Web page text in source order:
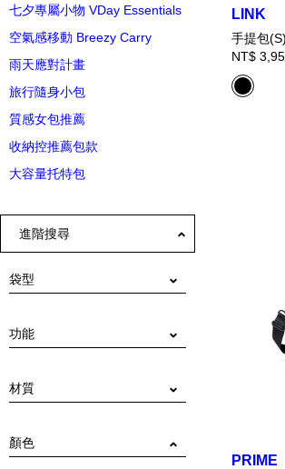
七夕專屬小物 VDay Essentials
空氣感移動 Breezy Carry
雨天應對計畫
旅行隨身小包
質感女包推薦
收納控推薦包款
大容量托特包
進階搜尋
袋型
後背包
斜肩包
公事包
手提包
托特包
單肩包
郵差包
雙折短夾
證件套
名片夾
功能
可容納A4文件
筆電收納
行李箱拉桿固定帶
水壺收納
卡片收納
零錢收納
手提、肩背
手提、肩背、後背
可拆式調節背帶
固定式調節背帶
附頸掛繩
材質
尼龍
真皮/配皮
聚酯纖維
PU帆布
PC皮
顏色
LINK
手提包(S)
NT$
PRIME